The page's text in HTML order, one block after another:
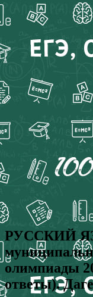
РУССКИЙ
олимпиады
ответы).